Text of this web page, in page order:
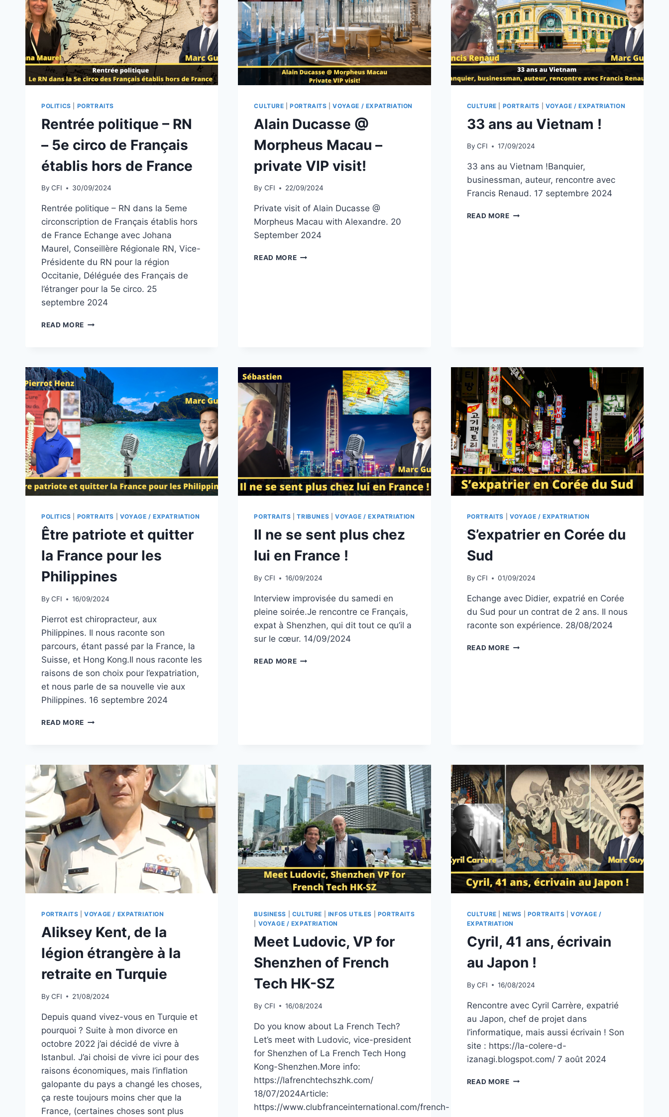
NOUS
DIT
TOUT
!
POLITICS PORTRAITS
Rentrée politique – RN
– 5e circo de Français
établis hors de France
By CFI 30/09/2024
Rentrée politique – RN dans la 5eme
circonscription de Français établis hors
de France Echange avec Johana
Maurel, Conseillère Régionale RN, Vice-
Présidente du RN pour la région
Occitanie, Déléguée des Français de
l’étranger pour la 5e circo. 25
septembre 2024
READ MORE RENTRÉE
5E
CIRCO
DE
FRANÇAIS
ÉTABLIS
HORS
DE
FRANCE
CULTURE |PORTRAITS |VOYAGE / EXPATRIATION
Alain Ducasse @
Morpheus Macau –
private VIP visit!
By CFI 22/09/2024
Private visit of Alain Ducasse @
Morpheus Macau with Alexandre. 20
September 2024
READ MOREALAIN
CULTURE PORTRAITS VOYAGE / EXPATRIATION
33 ans au Vietnam !
By CFI 17/09/2024
33 ans au Vietnam !Banquier,
businessman, auteur, rencontre avec
Francis Renaud. 17 septembre 2024
READ MORE33
POLITICS PORTRAITS VOYAGE / EXPATRIATION
Être patriote et quitter
la France pour les
Philippines
By CFI 16/09/2024
Pierrot est chiropracteur, aux
Philippines. Il nous raconte son
parcours, étant passé par la France, la
Suisse, et Hong Kong.Il nous raconte les
raisons de son choix pour l’expatriation,
et nous parle de sa nouvelle vie aux
Philippines. 16 septembre 2024
READ MORE ÊTRE
FRANCE
POUR
LES
PHILIPPINES
PORTRAITS |TRIBUNES |VOYAGE / EXPATRIATION
Il ne se sent plus chez
lui en France !
By CFI 16/09/2024
Interview improvisée du samedi en
pleine soirée.Je rencontre ce Français,
expat à Shenzhen, qui dit tout ce qu’il a
sur le cœur. 14/09/2024
READ MOREIL
PORTRAITS VOYAGE / EXPATRIATION
S’expatrier en Corée du
Sud
By CFI 01/09/2024
Echange avec Didier, expatrié en Corée
du Sud pour un contrat de 2 ans. Il nous
raconte son expérience. 28/08/2024
READ MORES’EXPATRIER
PORTRAITS |VOYAGE / EXPATRIATION
Aliksey Kent, de la
légion étrangère à la
retraite en Turquie
By CFI 21/08/2024
Depuis quand vivez-vous en Turquie et
pourquoi ? Suite à mon divorce en
octobre 2022 j’ai décidé de vivre à
Istanbul. J’ai choisi de vivre ici pour des
raisons économiques, mais l’inflation
galopante du pays a changé les choses,
ça reste toujours moins cher que la
France, (certaines choses sont plus
BUSINESS CULTURE INFOS UTILES
PORTRAITS
VOYAGE / EXPATRIATION
Meet Ludovic, VP for
Shenzhen of French
Tech HK-SZ
By CFI 16/08/2024
Do you know about La French Tech?
Let’s meet with Ludovic, vice-president
for Shenzhen of La French Tech Hong
Kong-Shenzhen.More info:
https://lafrenchtechszhk.com/
18/07/2024Article:
https://www.clubfranceinternational.com/french-
CULTURE NEWS PORTRAITS
VOYAGE /
EXPATRIATION
Cyril, 41 ans, écrivain
au Japon !
By CFI 16/08/2024
Rencontre avec Cyril Carrère, expatrié
au Japon, chef de projet dans
l’informatique, mais aussi écrivain ! Son
site : https://la-colere-d-
izanagi.blogspot.com/ 7 août 2024
READ MORECYRIL,